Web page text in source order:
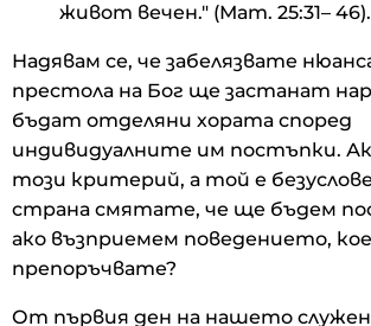
живот вечен." (Мат. 25:31– 46).
Надявам се, че забелязвате
престола на Бог ще застанат
бъдат отделяни хората според
индивидуалните им постъпки.
този критерий, а той е
страна смятате, че ще бъдем
ако възприемем поведението,
препоръчвате?
От първия ден на нашето